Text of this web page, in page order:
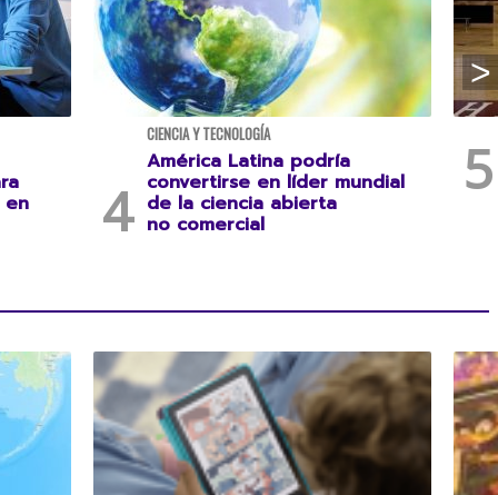
en
CIENCIA Y TECNOLOGÍA
América Latina podría
convertirse en líder mundial
de la ciencia abierta
no comercial